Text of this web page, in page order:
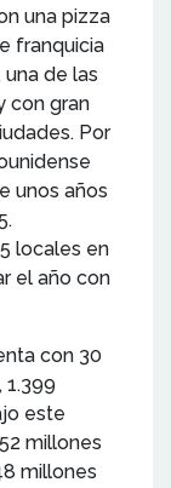
una pizza
franquicia
de las
con gran
Por
unos años
locales en
el año con
con 30
1.399
este
millones
millones